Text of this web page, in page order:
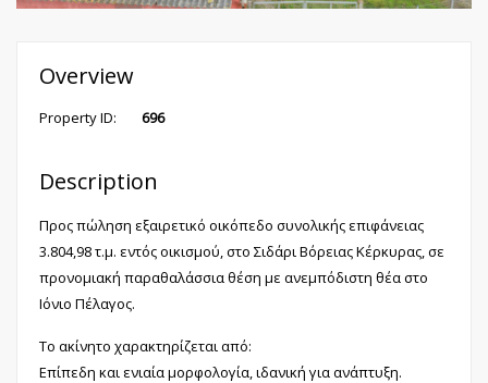
Overview
Property ID: 696
Description
Προς πώληση εξαιρετικό οικόπεδο συνολικής επιφάνειας
3.804,98 τ.μ. εντός οικισμού, στο Σιδάρι Βόρειας Κέρκυρας, σε
προνομιακή παραθαλάσσια θέση με ανεμπόδιστη θέα στο
Ιόνιο Πέλαγος.
Το ακίνητο χαρακτηρίζεται από:
Επίπεδη και ενιαία μορφολογία, ιδανική για ανάπτυξη.